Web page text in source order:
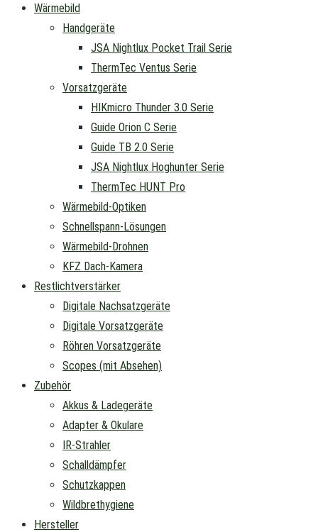
Wärmebild
Handgeräte
JSA Nightlux Pocket Trail Serie
ThermTec Ventus Serie
Vorsatzgeräte
HIKmicro Thunder 3.0 Serie
Guide Orion C Serie
Guide TB 2.0 Serie
JSA Nightlux Hoghunter Serie
ThermTec HUNT Pro
Wärmebild-Optiken
Schnellspann-Lösungen
Wärmebild-Drohnen
KFZ Dach-Kamera
Restlichtverstärker
Digitale Nachsatzgeräte
Digitale Vorsatzgeräte
Röhren Vorsatzgeräte
Scopes (mit Absehen)
Zubehör
Akkus & Ladegeräte
Adapter & Okulare
IR-Strahler
Schalldämpfer
Schutzkappen
Wildbrethygiene
Hersteller